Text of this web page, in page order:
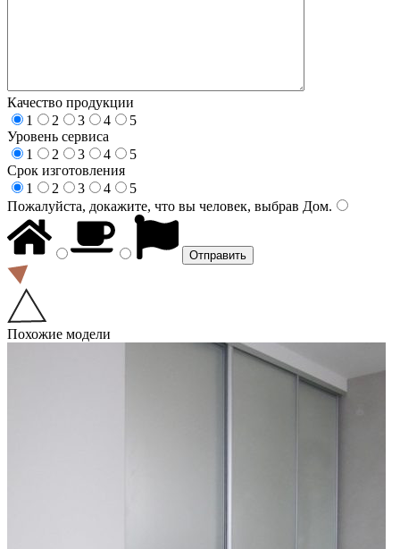
Качество продукции
1
2 3 4
5
Уровень сервиса
1
2 3 4
5
Срок изготовления
1
2 3 4
5
Пожалуйста, докажите, что вы человек, выбрав Дом.
Похожие модели